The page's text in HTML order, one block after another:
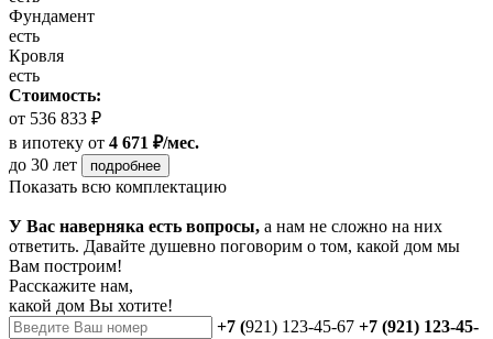
Фундамент
есть
Кровля
есть
Стоимость:
от 536 833 ₽
в ипотеку от 4 671 ₽/мес.
до 30 лет
подробнее
Показать всю комплектацию
У Вас наверняка есть вопросы, а нам не сложно на них
ответить. Давайте душевно поговорим о том, какой дом мы
Вам построим!
Расскажите нам,
какой дом Вы хотите!
+7 (921) 123-45-67 +7 (921) 123-45-